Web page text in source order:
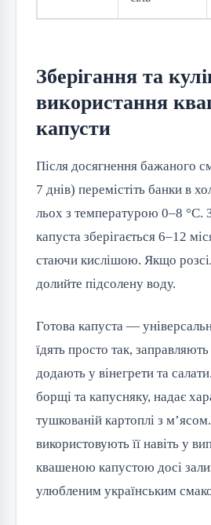
Зберігання та
використання
капусти
Після досягнення бажаного
7 днів) перемістіть банки в
льох з температурою 0–8 °C.
капуста зберігається 6–12
стаючи кислішою. Якщо
долийте підсолену воду.
Готова капуста —
їдять просто так,
додають у вінегрети та
борщі та капусняку, надає
тушкованій картоплі з
використовують її навіть у
квашеною капустою досі
улюбленим українським